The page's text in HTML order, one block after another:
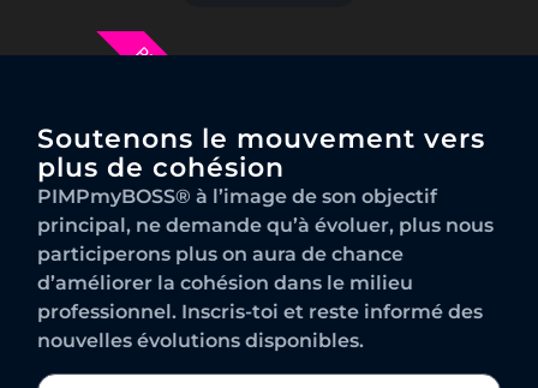
PHASE 3
Soutenons le mouvement vers
plus de cohésion
PIMPmyBOSS® à l’image de son objectif
principal, ne demande qu’à évoluer, plus nous
participerons plus on aura de chance
d’améliorer la cohésion dans le milieu
professionnel. Inscris-toi et reste informé des
nouvelles évolutions disponibles.